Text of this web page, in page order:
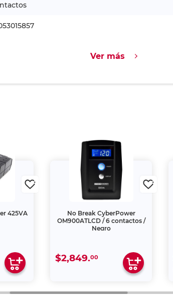
Ver más
425VA
No Break CyberPower
OM900ATLCD / 6 contactos /
Negro
$2,849.00